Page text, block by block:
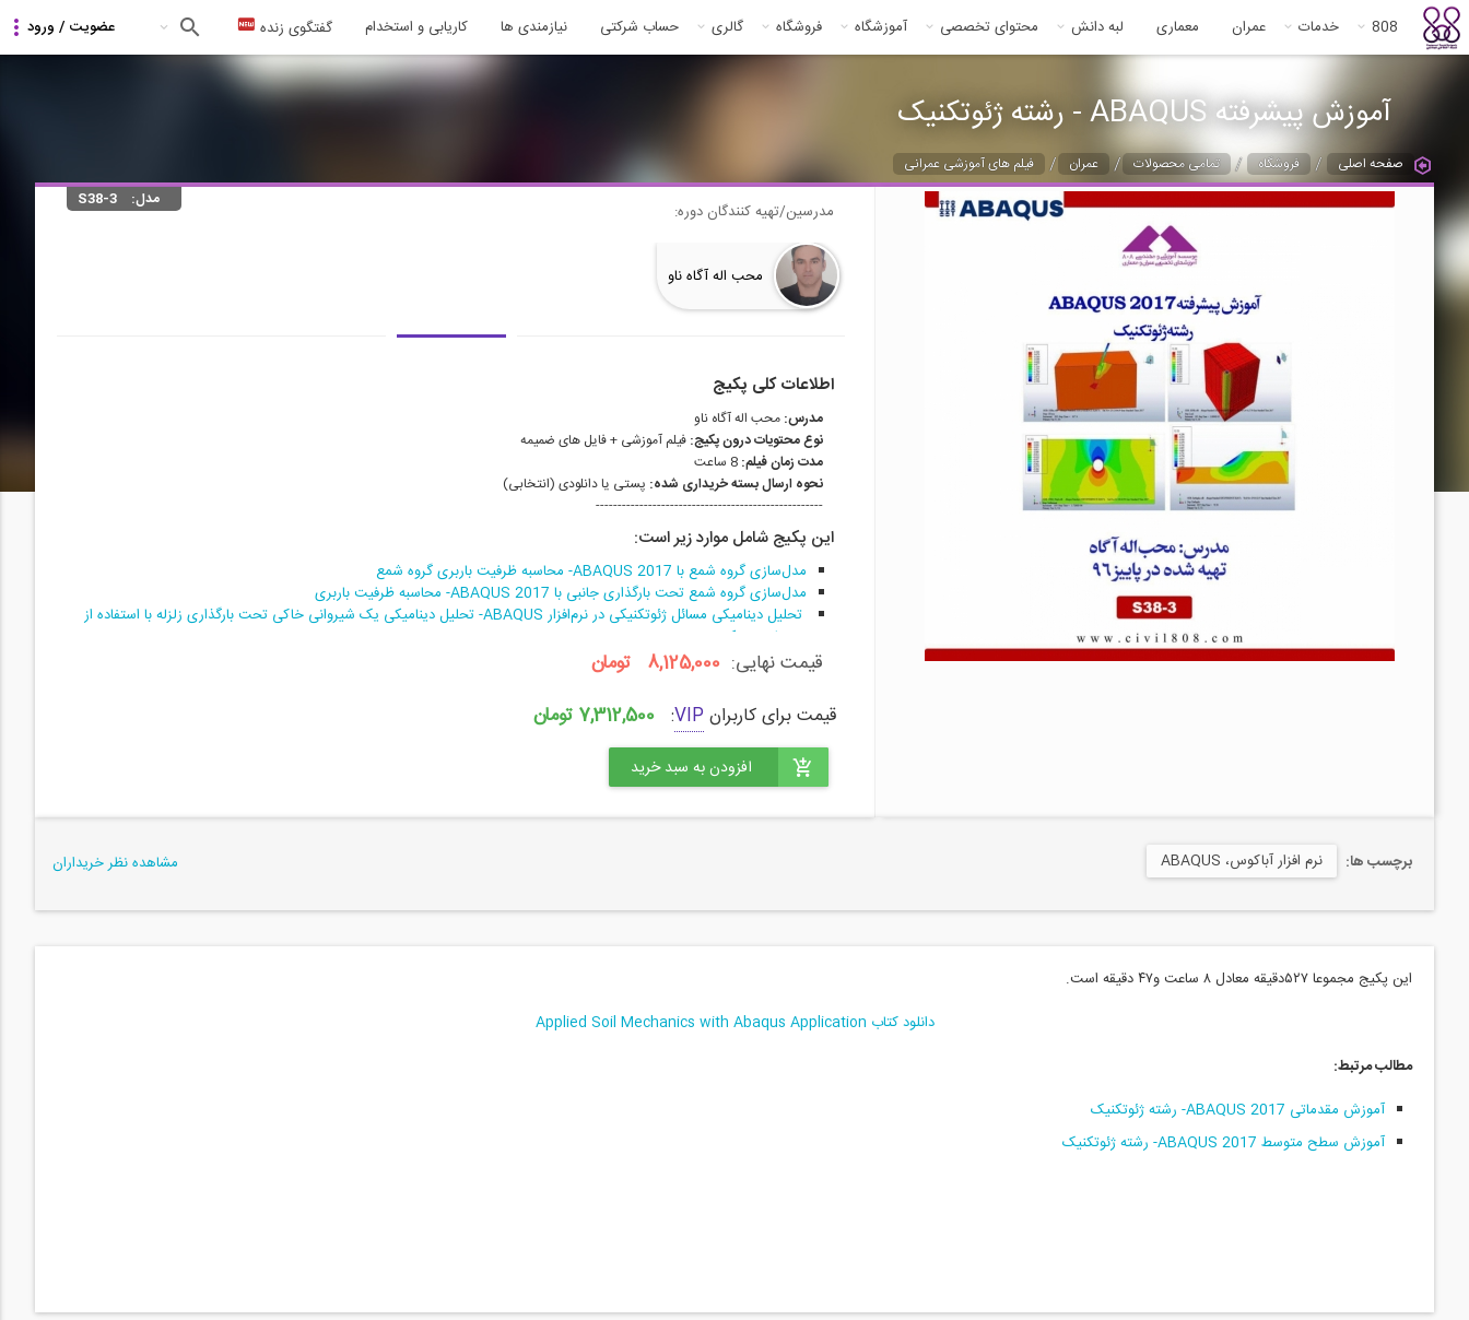
808 خدمات عمران معماری لبه دانش محتوای تخصصی آموزشگاه فروشگاه گالری حساب شرکتی نیازمندی ها کاریابی و استخدام گفتگوی زنده
آموزش پیشرفته ABAQUS - رشته ژئوتکنیک
صفحه اصلی / فروشگاه / تمامی محصولات / عمران /
فیلم های آموزشی عمرانی
مدل:
S38-3
مدرسین/تهیه کنندگان دوره:
محب اله آگاه ناو
اطلاعات کلی پکیج
مدرس: محب اله آگاه ناو
نوع محتویات درون پکیج: فیلم آموزشی + فایل های ضمیمه
مدت زمان فیلم:
نحوه ارسال بسته خریداری شده: پستی یا دانلودی (انتخابی)
----------------------------------------------------
این پکیج شامل موارد زیر است:
مدل‌سازی گروه شمع با ABAQUS 2017- محاسبه ظرفیت باربری گروه شمع
مدل‌سازی گروه شمع تحت بارگذاری جانبی با ABAQUS 2017- محاسبه ظرفیت باربری
تحلیل دینامیکی مسائل ژئوتکنیکی در نرم‌افزار ABAQUS- تحلیل دینامیکی یک شیروانی خاکی تحت بارگذاری زلزله با استفاده از
مرزهای ویسکوز
مدل‌سازی تونل به‌صورت دوبعدی- روش TBM‌ با ABAQUS 2017
شبیه سازی المانهای نیمه بینهایت سه بعدی برای تحلیلهای لرزه ای در آباکوس
مدلسازی گروه شمع دایره ای (رادیه-شمع) تحت بار گذاری قائم محاسبه ظرفیت باربری آن
قیمت نهایی: 8,125,000 تومان
قیمت برای کاربران VIP
: 7,312,500 تومان
برچسب ها: نرم افزار آباکوس، ABAQUS مشاهده نظر خریداران
این پکیج مجموعا ۵۲۷دقیقه معادل ۸ ساعت و۴۷ دقیقه است.
دانلود کتاب Applied Soil Mechanics with Abaqus Application
مطالب مرتبط:
آموزش مقدماتی ABAQUS 2017- رشته ژئوتکنیک
آموزش سطح متوسط ABAQUS 2017- رشته ژئوتکنیک